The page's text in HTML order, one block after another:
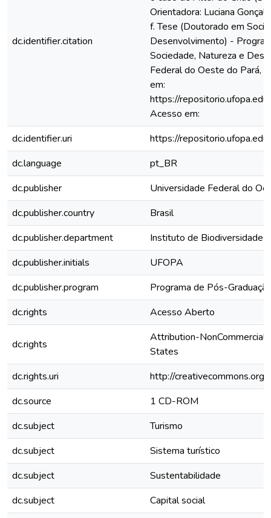
dc.identifier.citation
Orientadora: Luciana
f. Tese (Doutorado em
Desenvolvimento) -
Sociedade, Natureza e
Federal do Oeste do Pará,
em:
https://
Acesso em:
dc.identifier.uri
https://
dc.language
pt_BR
dc.publisher
Universidade Federal do
dc.publisher.country
Brasil
dc.publisher.department
Instituto de
dc.publisher.initials
UFOPA
dc.publisher.program
Programa de Pós-
dc.rights
Acesso Aberto
dc.rights
Attribution-
States
dc.rights.uri
http://
dc.source
1 CD-ROM
dc.subject
Turismo
dc.subject
Sistema turístico
dc.subject
Sustentabilidade
dc.subject
Capital social